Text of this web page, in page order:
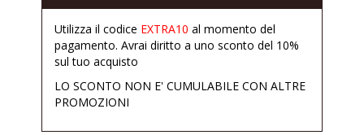
Utilizza il codice EXTRA10 al momento del
pagamento. Avrai diritto a uno sconto del 10%
sul tuo acquisto
LO SCONTO NON E' CUMULABILE CON ALTRE
PROMOZIONI